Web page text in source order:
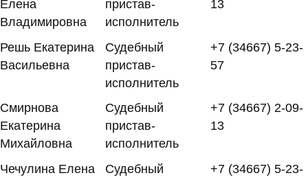
Елена
Владимировна
пристав-
исполнитель
13
Решь Екатерина
Васильевна
Судебный
пристав-
исполнитель
+7 (34667) 5-23-
57
Смирнова
Екатерина
Михайловна
Судебный
пристав-
исполнитель
+7 (34667) 2-09-
13
Чечулина Елена
Судебный
+7 (34667) 5-23-